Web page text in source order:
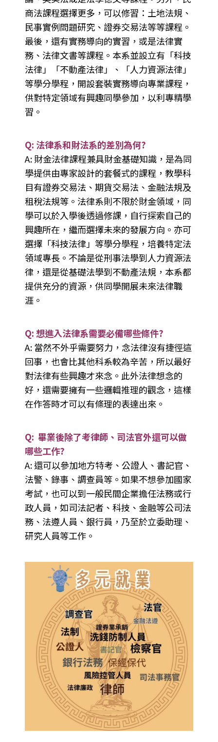
商法課程選擇更多，可以修習：土地法規、
民事實例問題研究、證券交易法等等課程。
最後，還有實務導向的實習，或是法律實
務、法律文書等課程。本系並設立有「科技
法律」「不動產法律」、「人力資源法律」
等學分學程，開設套裝實務導向專業課程，
供對特定領域有興趣同學參加，以利專精學
習。
Q: 法律系和財法系的差別為何?
A: 財金法律課程兼具財金基礎知識，是為同
學提供由專家設計的套餐式的課程，教學科
目有證券交易法、期貨交易法、金融法規及
租稅法規等。法律系則不限於財金領域，同
學可以於入學後透過修課，自行探索自己的
興趣所在，繼而選擇未來的發展方向。亦可
選擇「科技法律」等學分學程，培養特定法
領域專長。不論是從刑事法學到人力資源法
律，還是從基礎法學到不動產法規，本系都
提供充分的資源，供同學開展未來法律職
涯。
Q: 想進入法律系需要必備哪些條件?
A: 當然不外乎需要努力，念法律沒有捷徑這
回事，也會比其他科系較為辛苦，所以最好
對法律有些興趣才來念。此外法律想念的
好，還需要擁有一些邏輯推理的觀念，這樣
在作答時才可以有條理的表達出來。
Q: 畢業後除了考律師、司法官外還可以做
哪些工作?
A: 還可以參加地方特考、公證人、書記官、
法警、錄事、調查員等。如果不想參加國家
考試，也可以到一般民間企業擔任法務或行
政人員，如司法記者、科技、金融等公司法
務、法遵人員、銀行員，乃至於立委助理、
研究人員等工作。